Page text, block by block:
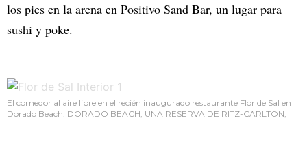
los pies en la arena en Positivo Sand Bar, un lugar para
sushi y poke.
El comedor al aire libre en el recién inaugurado restaurante Flor de Sal en
Dorado Beach. DORADO BEACH, UNA RESERVA DE RITZ-CARLTON,